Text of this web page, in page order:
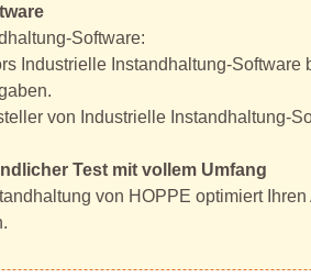
Software:
Industrielle Instandhaltung-
von Industrielle Instandhaltung-
Test mit vollem Umfang
von HOPPE optimiert